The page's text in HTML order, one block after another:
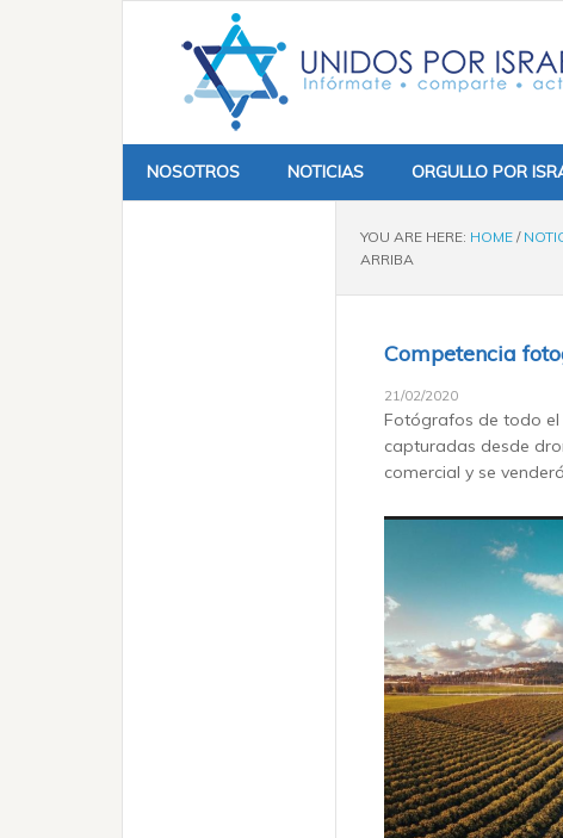
NOSOTROS NOTICIAS ORGULLO POR
YOU ARE HERE: HOME /
ARRIBA
Competencia
21/02/2020
Fotógrafos de todo el
capturadas desde
comercial y se